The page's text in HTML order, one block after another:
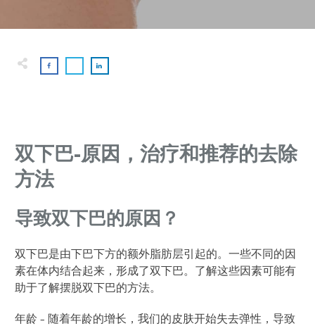
双下巴-原因，治疗和推荐的去除
方法
导致双下巴的原因？
双下巴是由下巴下方的额外脂肪层引起的。一些不同的因
素在体内结合起来，形成了双下巴。了解这些因素可能有
助于了解摆脱双下巴的方法。
年龄 - 随着年龄的增长，我们的皮肤开始失去弹性，导致